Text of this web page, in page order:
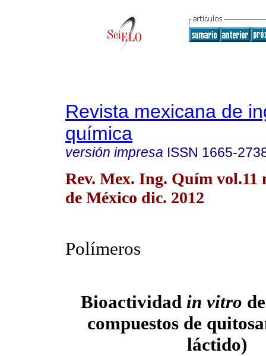
Revista mexicana de
química
versión impresa ISSN 1665-
Rev. Mex. Ing. Quím vol.11
de México dic. 2012
Polímeros
Bioactividad in vitro
compuestos de
láctido)